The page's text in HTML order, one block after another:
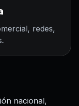
redes,
nacional,